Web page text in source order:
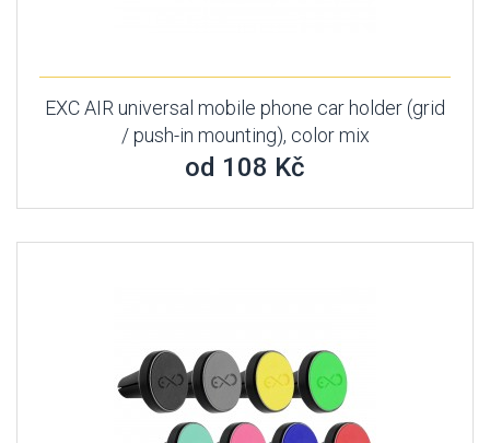
EXC AIR universal mobile phone car holder (grid
/ push-in mounting), color mix
od 108 Kč